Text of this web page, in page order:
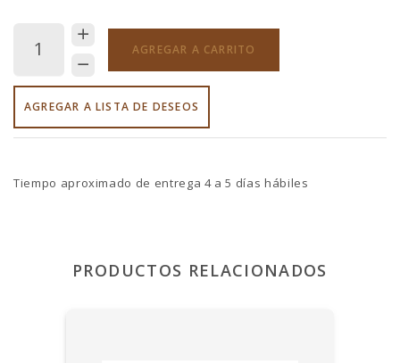
AGREGAR A CARRITO
AGREGAR A LISTA DE DESEOS
Tiempo aproximado de entrega 4 a 5 días hábiles
PRODUCTOS RELACIONADOS